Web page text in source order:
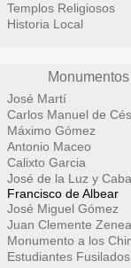
Templos Religiosos
Historia Local
Monumentos
José Martí
Carlos Manuel de
Máximo Gómez
Antonio Maceo
Calixto Garcia
José de la Luz y
Francisco de Albear
José Miguel Gómez
Juan Clemente Zenea
Monumento a los
Estudiantes Fusilados